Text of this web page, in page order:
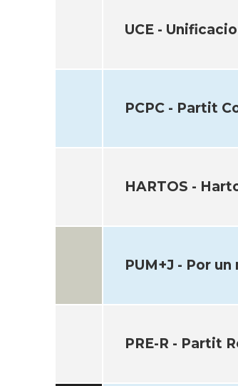
UCE -
PCPC - Partit
HARTOS -
PUM+J - Por
PRE-R - Partit